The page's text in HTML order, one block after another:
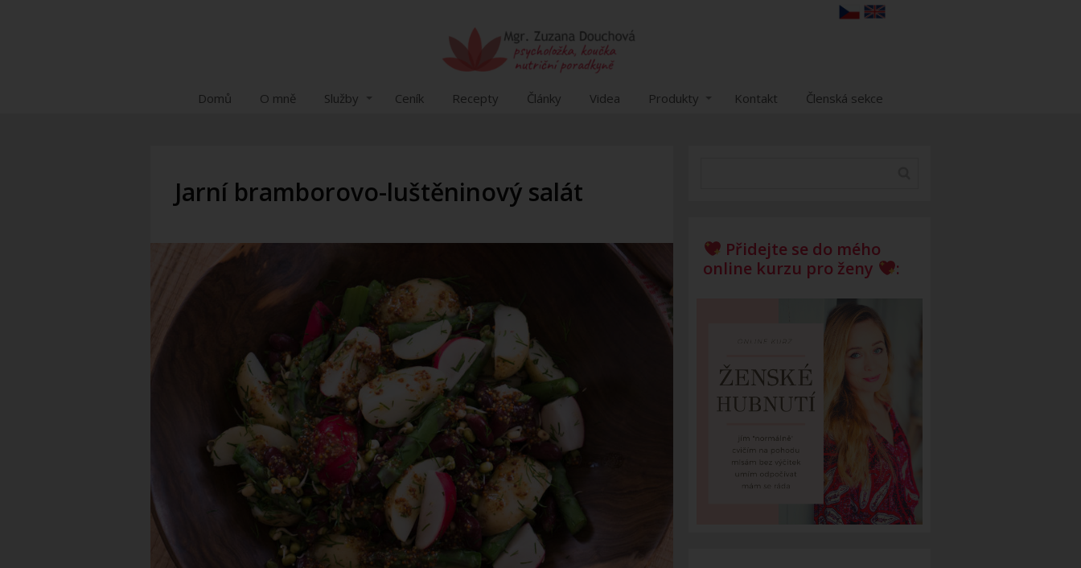
Domů O mně Služby Ceník Recepty Články Videa Produkty Kontakt Členská sekce
Jarní bramborovo-luštěninový salát
Přidejte se do mého
online kurzu pro ženy
: